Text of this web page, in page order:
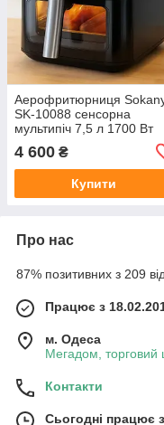
Аерофритюрниця
SK-10088 сенсорна
мультипіч 7,5 л 1700 Вт
для швидкого та
здорового смаження без
4 600 ₴
Купити
Про нас
87% позитивних з 209
Працює з
м. Одеса
Мегадом, торговий
Контакти
Сьогодні працює